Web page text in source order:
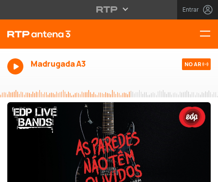
Entrar
Madrugada A3 NO AR